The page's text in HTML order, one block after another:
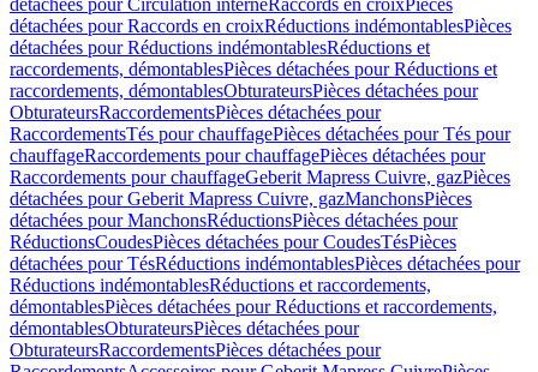
détachées pour Circulation interneRaccords en croixPièces
détachées pour Raccords en croixRéductions indémontablesPièces
détachées pour Réductions indémontablesRéductions et
raccordements, démontablesPièces détachées pour Réductions et
raccordements, démontablesObturateursPièces détachées pour
ObturateursRaccordementsPièces détachées pour
RaccordementsTés pour chauffagePièces détachées pour Tés pour
chauffageRaccordements pour chauffagePièces détachées pour
Raccordements pour chauffageGeberit Mapress Cuivre, gazPièces
détachées pour Geberit Mapress Cuivre, gazManchonsPièces
détachées pour ManchonsRéductionsPièces détachées pour
RéductionsCoudesPièces détachées pour CoudesTésPièces
détachées pour TésRéductions indémontablesPièces détachées pour
Réductions indémontablesRéductions et raccordements,
démontablesPièces détachées pour Réductions et raccordements,
démontablesObturateursPièces détachées pour
ObturateursRaccordementsPièces détachées pour